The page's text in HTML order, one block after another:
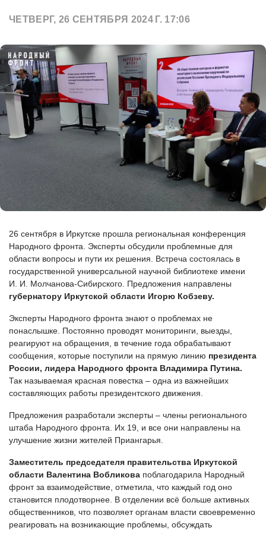
ЧЕТВЕРГ, 26 СЕНТЯБРЯ 2024 Г. 17:06
26 сентября в Иркутске прошла региональная конференция
Народного фронта. Эксперты обсудили проблемные для
области вопросы и пути их решения. Встреча состоялась в
государственной универсальной научной библиотеке имени
И. И. Молчанова-Сибирского. Предложения направлены
губернатору Иркутской области Игорю Кобзеву.
Эксперты Народного фронта знают о проблемах не
понаслышке. Постоянно проводят мониторинги, выезды,
реагируют на обращения, в течение года обрабатывают
сообщения, которые поступили на прямую линию президента
России, лидера Народного фронта Владимира Путина.
Так называемая красная повестка – одна из важнейших
составляющих работы президентского движения.
Предложения разработали эксперты – члены регионального
штаба Народного фронта. Их 19, и все они направлены на
улучшение жизни жителей Приангарья.
Заместитель председателя правительства Иркутской
области Валентина Вобликова поблагодарила Народный
фронт за взаимодействие, отметила, что каждый год оно
становится плодотворнее. В отделении всё больше активных
общественников, что позволяет органам власти своевременно
реагировать на возникающие проблемы, обсуждать